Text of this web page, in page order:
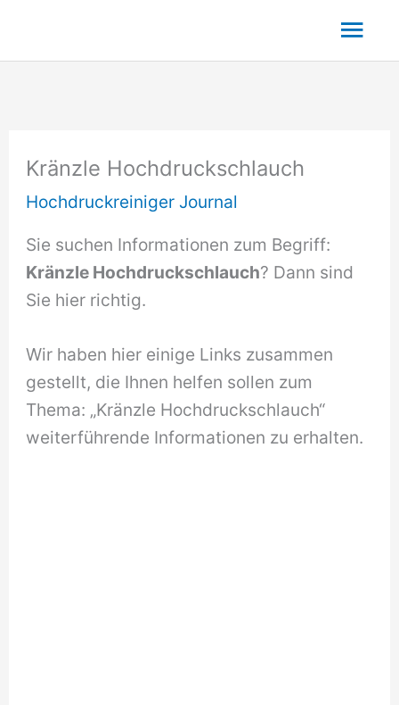
springen
Kränzle Hochdruckschlauch
Hochdruckreiniger Journal
Sie suchen Informationen zum Begriff:
Kränzle Hochdruckschlauch? Dann sind
Sie hier richtig.
Wir haben hier einige Links zusammen
gestellt, die Ihnen helfen sollen zum
Thema: „Kränzle Hochdruckschlauch“
weiterführende Informationen zu erhalten.